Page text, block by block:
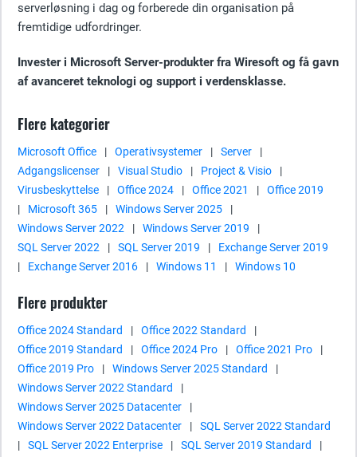
serverløsning i dag og forberede din organisation på
fremtidige udfordringer.
Invester i Microsoft Server-produkter fra Wiresoft og få gavn
af avanceret teknologi og support i verdensklasse.
Flere kategorier
Microsoft Office | Operativsystemer | Server
|
Adgangslicenser
| Visual Studio | Project & Visio
|
Virusbeskyttelse
| Office 2024 | Office 2021 |
Office 2019
|
Microsoft 365 | Windows Server 2025
|
Windows Server 2022
| Windows Server 2019
|
SQL Server 2022
| SQL Server 2019 |
Exchange Server 2019
|
Exchange Server 2016 | Windows 11 | Windows 10
Flere produkter
Office 2024 Standard | Office 2022 Standard
|
Office 2019 Standard
| Office 2024 Pro | Office 2021 Pro
|
Office 2019 Pro
| Windows Server 2025 Standard
|
Windows Server 2022 Standard
|
Windows Server 2025 Datacenter
|
Windows Server 2022 Datacenter
|
SQL Server 2022 Standard
|
SQL Server 2022 Enterprise | SQL Server 2019 Standard
|